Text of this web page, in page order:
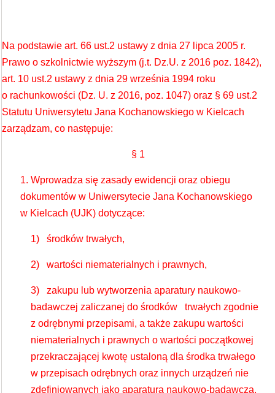
Na podstawie art. 66 ust.2 ustawy z dnia 27 lipca 2005 r.
Prawo o szkolnictwie wyższym (j.t. Dz.U. z 2016 poz. 1842),
art. 10 ust.2 ustawy z dnia 29 września 1994 roku
o rachunkowości (Dz. U. z 2016, poz. 1047) oraz § 69 ust.2
Statutu Uniwersytetu Jana Kochanowskiego w Kielcach
zarządzam, co następuje:
§ 1
1. Wprowadza się zasady ewidencji oraz obiegu
dokumentów w Uniwersytecie Jana Kochanowskiego
w Kielcach (UJK) dotyczące:
1) środków trwałych,
2) wartości niematerialnych i prawnych,
3) zakupu lub wytworzenia aparatury naukowo-
badawczej zaliczanej do środków trwałych zgodnie
z odrębnymi przepisami, a także zakupu wartości
niematerialnych i prawnych o wartości początkowej
przekraczającej kwotę ustaloną dla środka trwałego
w przepisach odrębnych oraz innych urządzeń nie
zdefiniowanych jako aparatura naukowo-badawcza,